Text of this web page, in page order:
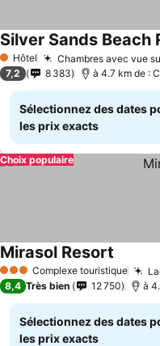
1 Étoiles
Hôtel Chambres avec vue
Silver Sands Beach
7,2 8 383 à 4.7 km de :
Sélectionnez des dates
les prix exacts
Choix populaire
3 ÉtoilesComplexe touristique
Mirasol Resort
8,4 Très bien 12 750 à
Sélectionnez des dates
les prix exacts